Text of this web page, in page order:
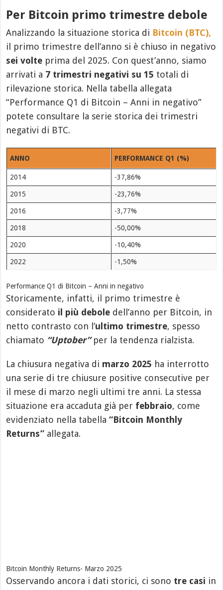
Per Bitcoin primo trimestre debole
Analizzando la situazione storica di Bitcoin (BTC),
il primo trimestre dell’anno si è chiuso in negativo
sei volte prima del 2025. Con quest’anno, siamo
arrivati a 7 trimestri negativi su 15 totali di
rilevazione storica. Nella tabella allegata
“Performance Q1 di Bitcoin – Anni in negativo”
potete consultare la serie storica dei trimestri
negativi di BTC.
ANNO PERFORMANCE Q1 (%)
2014 -37,86%
2015 -23,76%
2016 -3,77%
2018 -50,00%
2020 -10,40%
2022 -1,50%
Performance Q1 di Bitcoin – Anni in negativo
Storicamente, infatti, il primo trimestre è
considerato il più debole dell’anno per Bitcoin, in
netto contrasto con l’ultimo trimestre, spesso
chiamato “Uptober”per la tendenza rialzista.
La chiusura negativa di marzo 2025 ha interrotto
una serie di tre chiusure positive consecutive per
il mese di marzo negli ultimi tre anni. La stessa
situazione era accaduta già per febbraio, come
evidenziato nella tabella“Bitcoin Monthly
Returns” allegata.
Bitcoin Monthly Returns- Marzo 2025
Osservando ancora i dati storici, ci sono tre casi in